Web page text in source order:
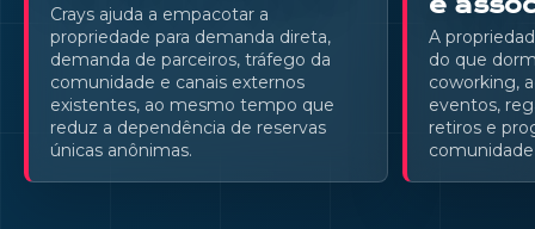
Crays ajuda a empacotar a
propriedade para demanda direta,
demanda de parceiros, tráfego da
comunidade e canais externos
existentes, ao mesmo tempo que
reduz a dependência de reservas
únicas anônimas.
e
A
do que
coworking,
eventos,
retiros e